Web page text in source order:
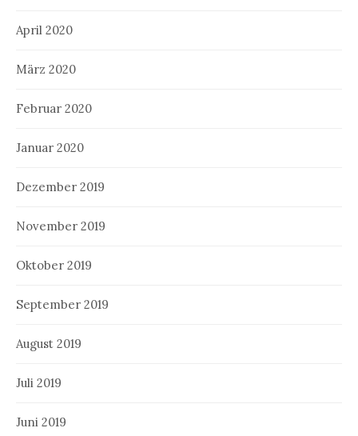
April 2020
März 2020
Februar 2020
Januar 2020
Dezember 2019
November 2019
Oktober 2019
September 2019
August 2019
Juli 2019
Juni 2019